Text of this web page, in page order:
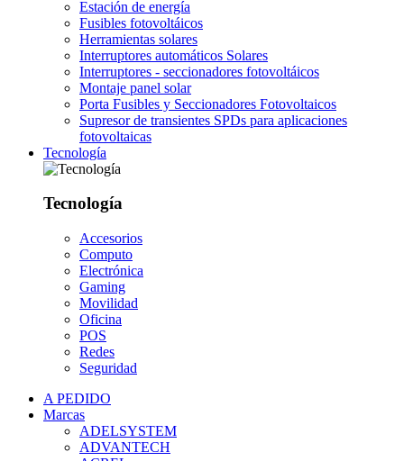
Estación de energía
Fusibles fotovoltáicos
Herramientas solares
Interruptores automáticos Solares
Interruptores - seccionadores fotovoltáicos
Montaje panel solar
Porta Fusibles y Seccionadores Fotovoltaicos
Supresor de transientes SPDs para aplicaciones
fotovoltaicas
Tecnología
Tecnología
Accesorios
Computo
Electrónica
Gaming
Movilidad
Oficina
POS
Redes
Seguridad
A PEDIDO
Marcas
ADELSYSTEM
ADVANTECH